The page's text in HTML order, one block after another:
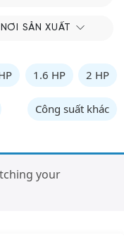
NƠI SẢN XUẤT
1.6 HP 2 HP
Công suất khác
your